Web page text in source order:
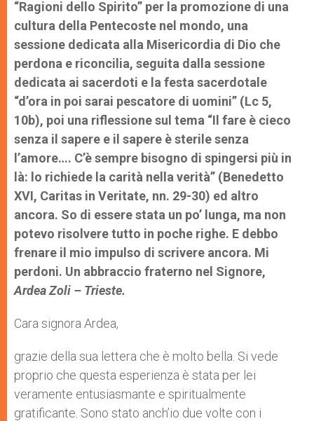
“Ragioni dello Spirito” per la promozione di una
cultura della Pentecoste nel mondo, una
sessione dedicata alla Misericordia di Dio che
perdona e riconcilia, seguita dalla sessione
dedicata ai sacerdoti e la festa sacerdotale
“d’ora in poi sarai pescatore di uomini” (Lc 5,
10b), poi una riflessione sul tema “Il fare è cieco
senza il sapere e il sapere è sterile senza
l’amore…. C’è sempre bisogno di spingersi più in
là: lo richiede la carità nella verità” (Benedetto
XVI, Caritas in Veritate, nn. 29-30) ed altro
ancora. So di essere stata un po’ lunga, ma non
potevo risolvere tutto in poche righe. E debbo
frenare il mio impulso di scrivere ancora. Mi
perdoni. Un abbraccio fraterno nel Signore,
Ardea Zoli – Trieste.
Cara signora Ardea,
grazie della sua lettera che è molto bella. Si vede
proprio che questa esperienza è stata per lei
veramente entusiasmante e spiritualmente
gratificante. Sono stato anch’io due volte con i